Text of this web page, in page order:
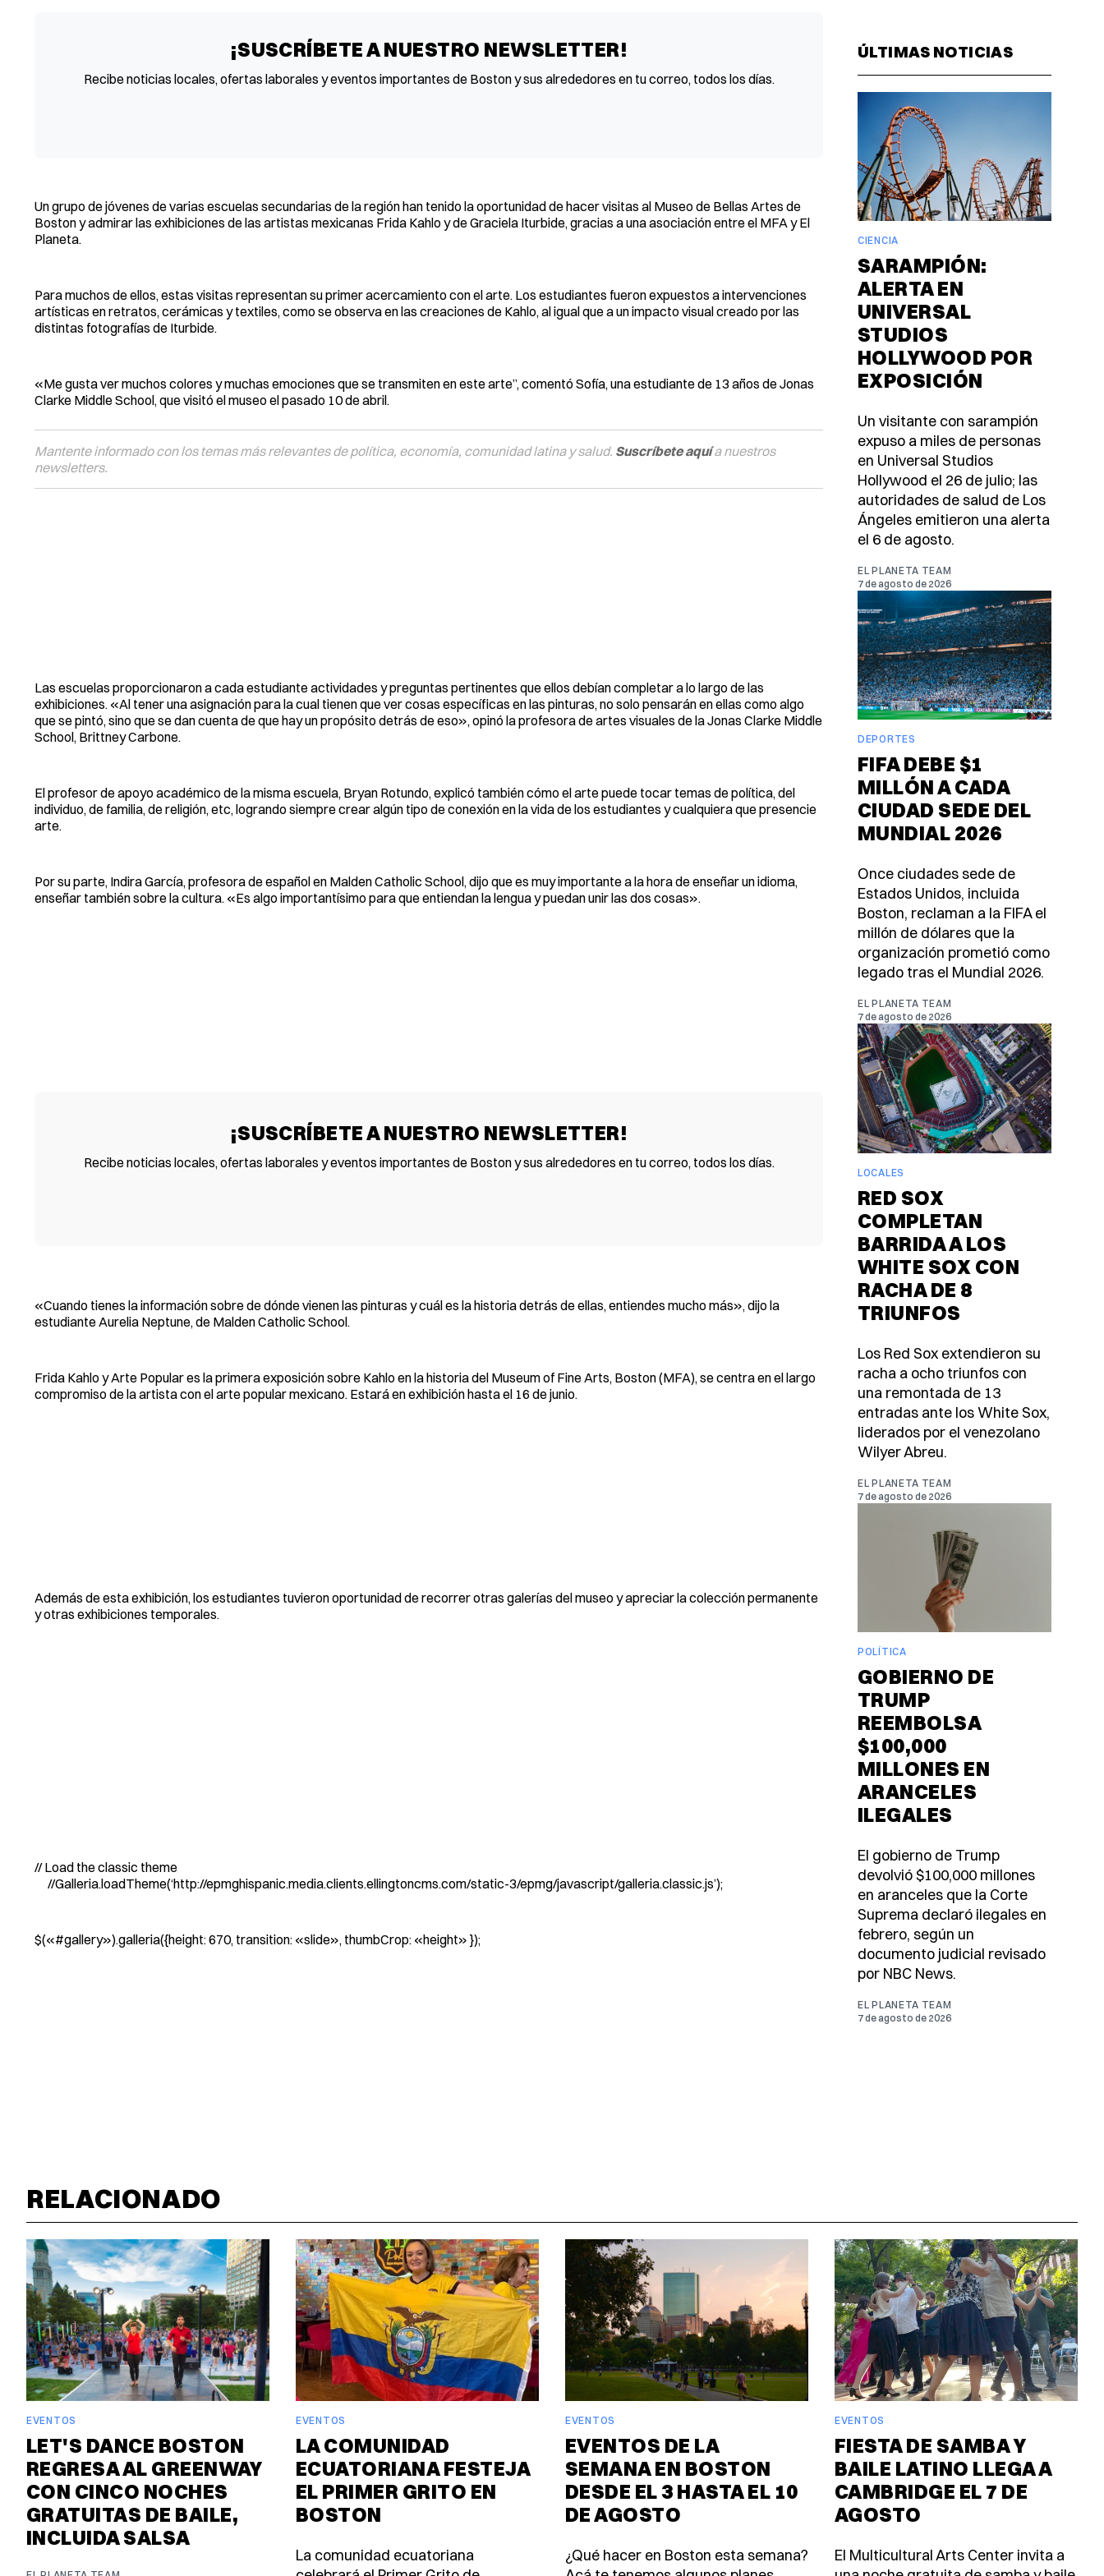
¡SUSCRÍBETE A NUESTRO NEWSLETTER!
Recibe noticias locales, ofertas laborales y eventos importantes de Boston y sus alrededores en tu correo, todos los días.
Un grupo de jóvenes de varias escuelas secundarias de la región han tenido la oportunidad de hacer visitas al Museo de Bellas Artes de
Boston y admirar las exhibiciones de las artistas mexicanas Frida Kahlo y de Graciela Iturbide, gracias a una asociación entre el MFA y El
Planeta.
Para muchos de ellos, estas visitas representan su primer acercamiento con el arte. Los estudiantes fueron expuestos a intervenciones
artísticas en retratos, cerámicas y textiles, como se observa en las creaciones de Kahlo, al igual que a un impacto visual creado por las
distintas fotografías de Iturbide.
«Me gusta ver muchos colores y muchas emociones que se transmiten en este arte”, comentó Sofía, una estudiante de 13 años de Jonas
Clarke Middle School, que visitó el museo el pasado 10 de abril.
Mantente informado con los temas más relevantes de política, economía, comunidad latina y salud. Suscríbete aquía nuestros
newsletters.
Las escuelas proporcionaron a cada estudiante actividades y preguntas pertinentes que ellos debían completar a lo largo de las
exhibiciones. «Al tener una asignación para la cual tienen que ver cosas específicas en las pinturas, no solo pensarán en ellas como algo
que se pintó, sino que se dan cuenta de que hay un propósito detrás de eso», opinó la profesora de artes visuales de la Jonas Clarke Middle
School, Brittney Carbone.
El profesor de apoyo académico de la misma escuela, Bryan Rotundo, explicó también cómo el arte puede tocar temas de política, del
individuo, de familia, de religión, etc, logrando siempre crear algún tipo de conexión en la vida de los estudiantes y cualquiera que presencie
arte.
Por su parte, Indira García, profesora de español en Malden Catholic School, dijo que es muy importante a la hora de enseñar un idioma,
enseñar también sobre la cultura. «Es algo importantísimo para que entiendan la lengua y puedan unir las dos cosas».
¡SUSCRÍBETE A NUESTRO NEWSLETTER!
Recibe noticias locales, ofertas laborales y eventos importantes de Boston y sus alrededores en tu correo, todos los días.
«Cuando tienes la información sobre de dónde vienen las pinturas y cuál es la historia detrás de ellas, entiendes mucho más», dijo la
estudiante Aurelia Neptune, de Malden Catholic School.
Frida Kahlo y Arte Popular es la primera exposición sobre Kahlo en la historia del Museum of Fine Arts, Boston (MFA), se centra en el largo
compromiso de la artista con el arte popular mexicano. Estará en exhibición hasta el 16 de junio.
Además de esta exhibición, los estudiantes tuvieron oportunidad de recorrer otras galerías del museo y apreciar la colección permanente
y otras exhibiciones temporales.
// Load the classic theme
//Galleria.loadTheme(‘http://epmghispanic.media.clients.ellingtoncms.com/static-3/epmg/javascript/galleria.classic.js’);
$(«#gallery»).galleria({height: 670, transition: «slide», thumbCrop: «height» });
ÚLTIMAS NOTICIAS
CIENCIA
SARAMPIÓN:
ALERTA EN
UNIVERSAL
STUDIOS
HOLLYWOOD POR
EXPOSICIÓN
Un visitante con sarampión
expuso a miles de personas
en Universal Studios
Hollywood el 26 de julio; las
autoridades de salud de Los
Ángeles emitieron una alerta
el 6 de agosto.
EL PLANETA TEAM
7 de agosto de 2026
DEPORTES
FIFA DEBE $1
MILLÓN A CADA
CIUDAD SEDE DEL
MUNDIAL 2026
Once ciudades sede de
Estados Unidos, incluida
Boston, reclaman a la FIFA el
millón de dólares que la
organización prometió como
legado tras el Mundial 2026.
EL PLANETA TEAM
7 de agosto de 2026
LOCALES
RED SOX
COMPLETAN
BARRIDA A LOS
WHITE SOX CON
RACHA DE 8
TRIUNFOS
Los Red Sox extendieron su
racha a ocho triunfos con
una remontada de 13
entradas ante los White Sox,
liderados por el venezolano
Wilyer Abreu.
EL PLANETA TEAM
7 de agosto de 2026
POLÍTICA
GOBIERNO DE
TRUMP
REEMBOLSA
$100,000
MILLONES EN
ARANCELES
ILEGALES
El gobierno de Trump
devolvió $100,000 millones
en aranceles que la Corte
Suprema declaró ilegales en
febrero, según un
documento judicial revisado
por NBC News.
EL PLANETA TEAM
7 de agosto de 2026
RELACIONADO
EVENTOS
LET'S DANCE BOSTON
REGRESA AL GREENWAY
CON CINCO NOCHES
GRATUITAS DE BAILE,
INCLUIDA SALSA
EVENTOS
LA COMUNIDAD
ECUATORIANA FESTEJA
EL PRIMER GRITO EN
BOSTON
La comunidad ecuatoriana
EVENTOS
EVENTOS DE LA
SEMANA EN BOSTON
DESDE EL 3 HASTA EL 10
DE AGOSTO
¿Qué hacer en Boston esta semana?
EVENTOS
FIESTA DE SAMBA Y
BAILE LATINO LLEGA A
CAMBRIDGE EL 7 DE
AGOSTO
El Multicultural Arts Center invita a